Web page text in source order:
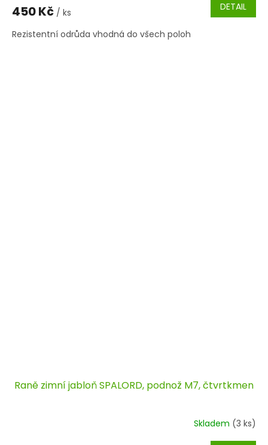
450 Kč / ks DETAIL
Rezistentní odrůda vhodná do všech poloh
Raně zimní jabloň SPALORD, podnož M7, čtvrtkmen
Skladem (3 ks)